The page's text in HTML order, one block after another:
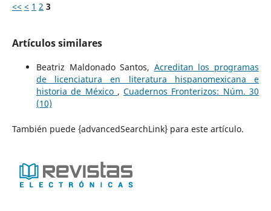
<< < 1 2 3
Artículos similares
Beatriz Maldonado Santos, Acreditan los programas
de licenciatura en literatura hispanomexicana e
historia de México ,Cuadernos Fronterizos: Núm. 30
(10)
También puede {advancedSearchLink} para este artículo.